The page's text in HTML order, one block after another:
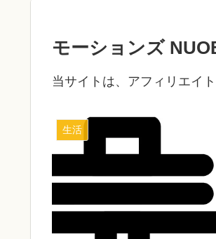
モーションズ
当サイトは、アフィリエイ
生活